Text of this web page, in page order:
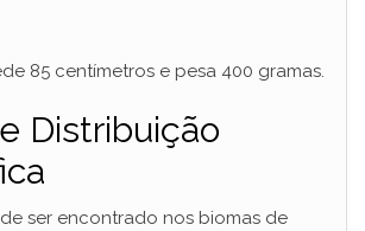
85 centímetros e pesa 400 gramas.
Distribuição
ser encontrado nos biomas de